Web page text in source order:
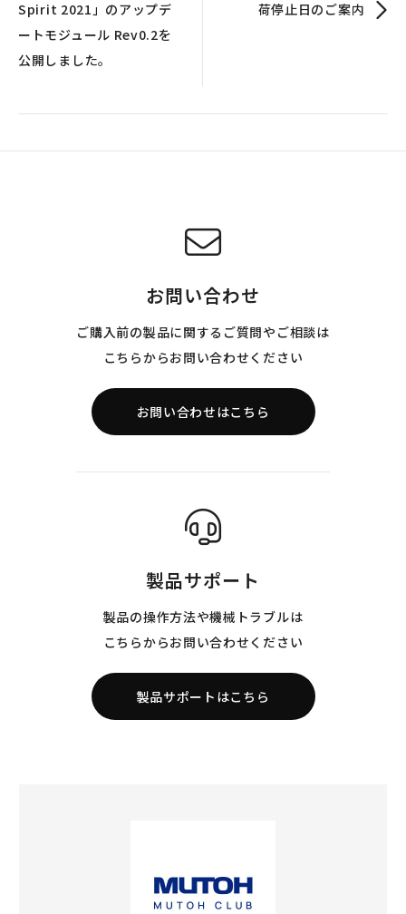
Spirit 2021」のアップデ
ートモジュール Rev0.2を
公開しました。
荷停止日のご案内
お問い合わせ
ご購入前の製品に関するご質問やご相談は
こちらからお問い合わせください
お問い合わせはこちら
製品サポート
製品の操作方法や機械トラブルは
こちらからお問い合わせください
製品サポートはこちら